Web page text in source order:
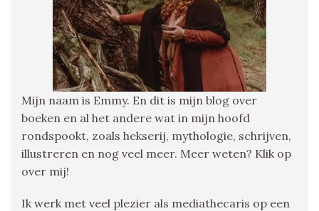
Mijn naam is Emmy. En dit is mijn blog over
boeken en al het andere wat in mijn hoofd
rondspookt, zoals hekserij, mythologie, schrijven,
illustreren en nog veel meer. Meer weten? Klik op
over mij!
Ik werk met veel plezier als mediathecaris op een